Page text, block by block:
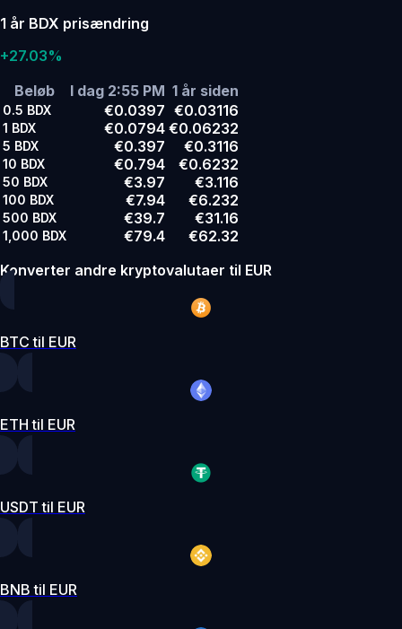
1 år BDX prisændring
+27.03%
Beløb
I dag 2:55 PM 1 år siden
0.5 BDX €0.0397 €0.03116
1 BDX €0.0794 €0.06232
5 BDX €0.397 €0.3116
10 BDX €0.794 €0.6232
50 BDX €3.97 €3.116
100 BDX €7.94 €6.232
500 BDX €39.7 €31.16
1,000 BDX €79.4
€62.32
Konverter andre kryptovalutaer til EUR
BTC til EUR
ETH til EUR
USDT til EUR
BNB til EUR